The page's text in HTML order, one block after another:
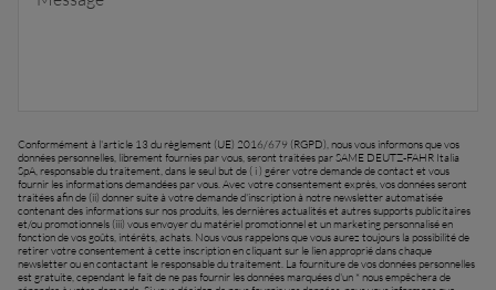
Conformément à l'article 13 du règlement (UE) 2016/679 (RGPD), nous vous informons que vos
données personnelles, librement fournies par vous, seront traitées par SAME DEUTZ-FAHR Italia
SpA, responsable du traitement, dans le seul but de ( i ) gérer votre demande de contact et vous
fournir les informations demandées par vous. Avec votre consentement exprès, vos données seront
traitées afin de (ii) donner suite à votre demande d'inscription à notre newsletter automatisée
contenant des informations sur nos produits, les dernières actualités et autres supports publicitaires
et/ou promotionnels (iii) vous envoyer du matériel promotionnel et un marketing personnalisé en
fonction de vos goûts, intérêts, achats. Nous vous rappelons que vous aurez toujours la possibilité de
retirer votre consentement à cette inscription en cliquant sur le lien approprié dans chaque
newsletter ou en contactant le responsable du traitement. La fourniture de vos données personnelles
est gratuite, cependant le fait de ne pas fournir les données marquées d'un * nous empêchera de